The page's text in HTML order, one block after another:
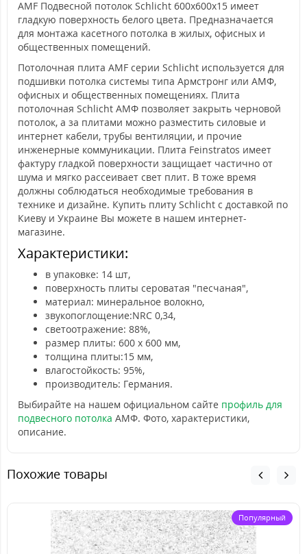
AMF Подвесной потолок Schlicht 600х600х15 имеет
гладкую поверхность белого цвета. Предназначается
для монтажа касетного потолка в жилых, офисных и
общественных помещений.
Потолочная плита AMF серии Schlicht используется для
подшивки потолка системы типа Армстронг или АМФ,
офисных и общественных помещениях. Плита
потолочная Schlicht АМФ позволяет закрыть черновой
потолок, а за плитами можно разместить силовые и
интернет кабели, трубы вентиляции, и прочие
инженерные коммуникации. Плита Feinstratos имеет
фактуру гладкой поверхности защищает частично от
шума и мягко рассеивает свет плит. В тоже время
должны соблюдаться необходимые требования в
технике и дизайне. Купить плиту Schlicht с доставкой по
Киеву и Украине Вы можете в нашем интернет-
магазине.
Характеристики:
в упаковке: 14 шт,
поверхность плиты сероватая "песчаная",
материал: минеральное волокно,
звукопоглощение:NRC 0,34,
светоотражение: 88%,
размер плиты: 600 х 600 мм,
толщина плиты:15 мм,
влагостойкость: 95%,
производитель: Германия.
Выбирайте на нашем официальном сайте профиль для
подвесного потолка АМФ. Фото, характеристики,
описание.
Похожие товары
Популярный